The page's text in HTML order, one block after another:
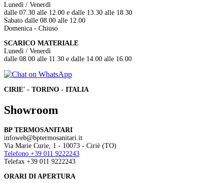
Lunedì / Venerdì
dalle 07.30 alle 12.00 e dalle 13.30 alle 18.30
Sabato dalle 08.00 alle 12.00
Domenica - Chiuso
SCARICO MATERIALE
Lunedì / Venerdì
dalle 08.00 alle 11.30 e dalle 14.00 alle 16.00
CIRIE' - TORINO - ITALIA
Showroom
BP TERMOSANITARI
infoweb@bptermosanitari.it
Via Marie Curie, 1 - 10073 - Ciriè (TO)
Telefono +39 011 9222243
Telefax +39 011 9222243
ORARI DI APERTURA